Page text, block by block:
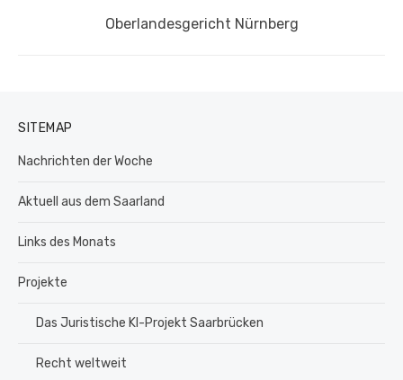
Nächster
Oberlandesgericht Nürnberg
SITEMAP
Nachrichten der Woche
Aktuell aus dem Saarland
Links des Monats
Projekte
Das Juristische KI-Projekt Saarbrücken
Recht weltweit